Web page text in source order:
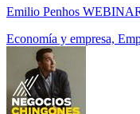
Emilio Penhos
Economía y empresa,